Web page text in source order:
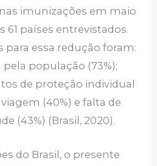
imunizações em maio
61 países entrevistados.
para essa redução foram:
população (73%);
de proteção individual
(40%) e falta de
(43%) (Brasil, 2020).
do Brasil, o presente